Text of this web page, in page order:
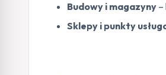
Budowy i magazyny –
Sklepy i punkty